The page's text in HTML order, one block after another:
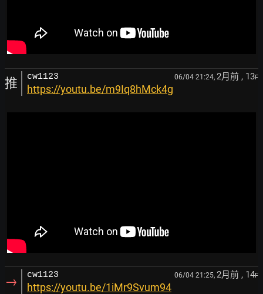
推 cw1123 06/04 21:24, 2月前 , 13F
https://youtu.be/m9Iq8hMck4g
→ cw1123 06/04 21:25, 2月前 , 14F
https://youtu.be/1iMr9Svum94